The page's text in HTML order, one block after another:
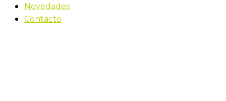
Novedades
Contacto